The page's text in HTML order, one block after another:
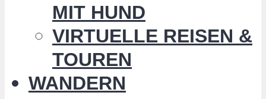
MIT HUND
VIRTUELLE REISEN &
TOUREN
WANDERN